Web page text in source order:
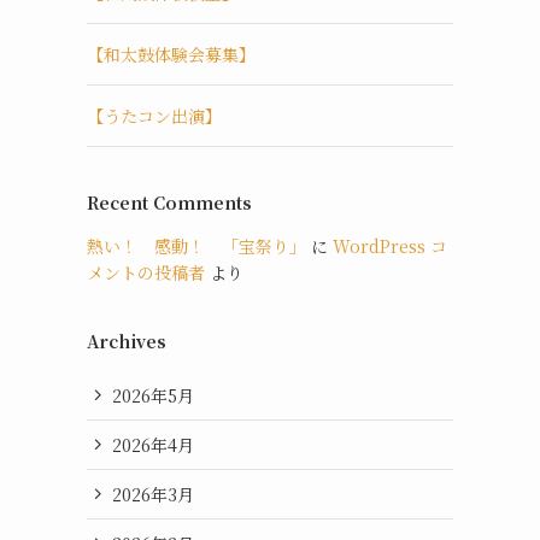
【和太鼓体験会募集】
【うたコン出演】
Recent Comments
熱い！ 感動！ 「宝祭り」
に WordPress コ
メントの投稿者 より
Archives
2026年5月
2026年4月
2026年3月